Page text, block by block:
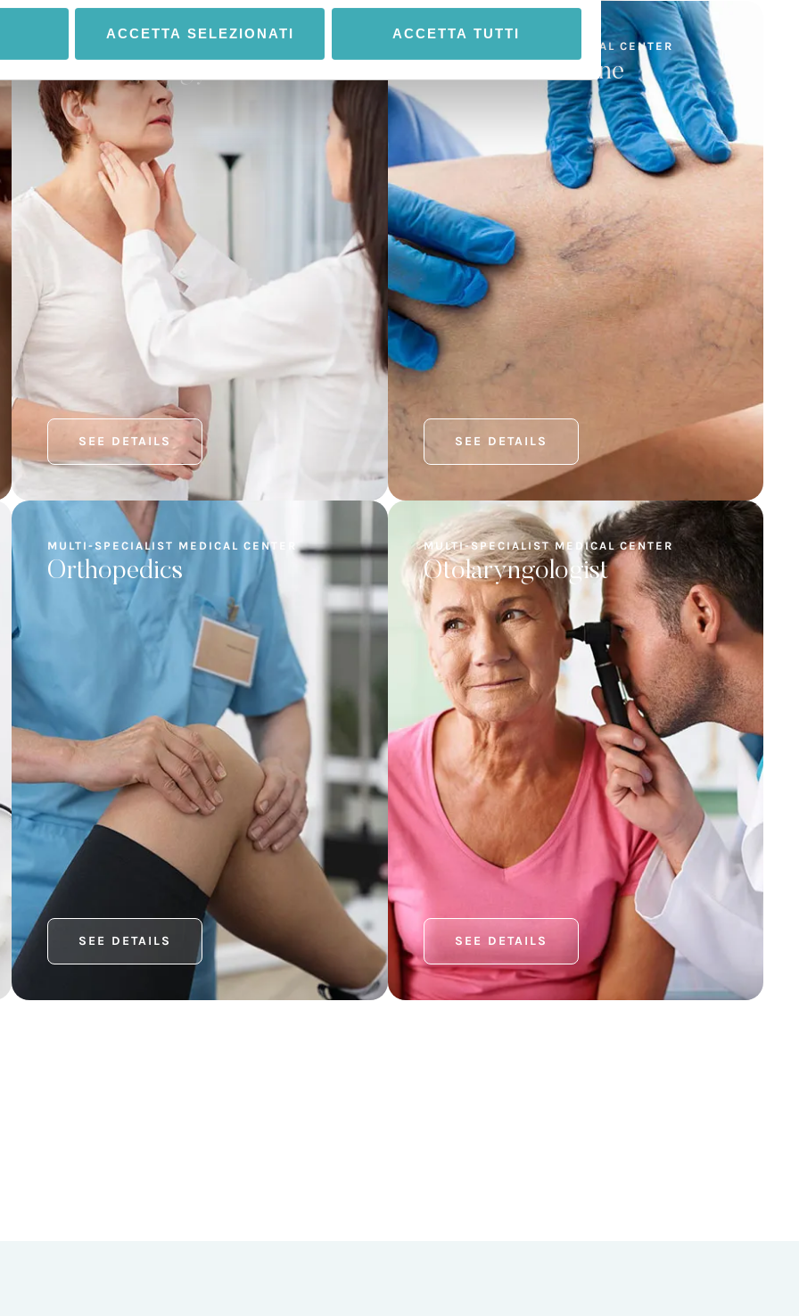
ACCETTA SELEZIONATI ACCETTA TUTTI
Endocrinology
SEE DETAILS
MULTI-SPECIALIST MEDICAL CENTER
Vascular Medicine
SEE DETAILS
MULTI-SPECIALIST MEDICAL CENTER
Orthopedics
SEE DETAILS
MULTI-SPECIALIST MEDICAL CENTER
Otolaryngologist
SEE DETAILS